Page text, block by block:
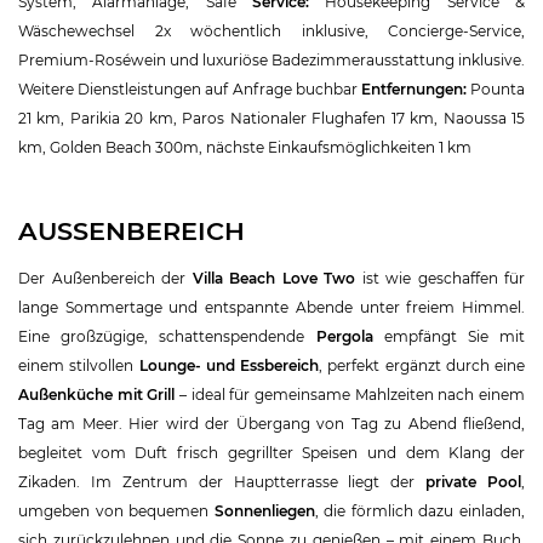
Wäschewechsel 2x wöchentlich inklusive, Concierge-Service,
Premium-Roséwein und luxuriöse Badezimmerausstattung inklusive.
Weitere Dienstleistungen auf Anfrage buchbar Entfernungen:Pounta
21 km, Parikia 20 km, Paros Nationaler Flughafen 17 km, Naoussa 15
km, Golden Beach 300m, nächste Einkaufsmöglichkeiten 1 km
AUSSENBEREICH
Der Außenbereich der Villa Beach Love Two ist wie geschaffen für
lange Sommertage und entspannte Abende unter freiem Himmel.
Eine großzügige, schattenspendende Pergolaempfängt Sie mit
einem stilvollen Lounge- und Essbereich , perfekt ergänzt durch eine
Außenküche mit Grill – ideal für gemeinsame Mahlzeiten nach einem
Tag am Meer. Hier wird der Übergang von Tag zu Abend fließend,
begleitet vom Duft frisch gegrillter Speisen und dem Klang der
Zikaden. Im Zentrum der Hauptterrasse liegt der private Pool
umgeben von bequemen Sonnenliegen, die förmlich dazu einladen,